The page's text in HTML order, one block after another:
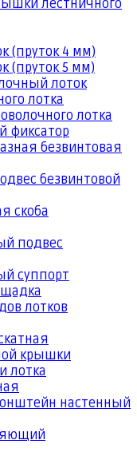
лестничного
(пруток 4 мм)
(пруток 5 мм)
лоток
лотка
лотка
фиксатор
безвинтовая
безвинтовой
скоба
подвес
суппорт
лотков
крышки
лотка
настенный